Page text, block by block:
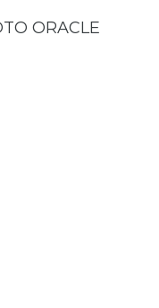
ORACLE